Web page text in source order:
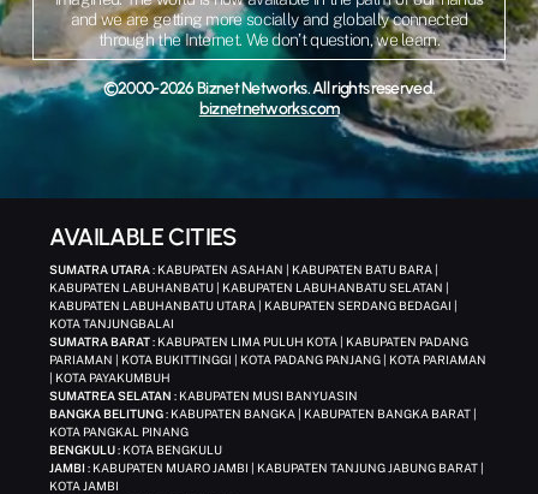
and we are getting more socially and globally connected
through the Internet. We don’t question, we learn.
©2000-2026 Biznet Networks. All rights reserved.
biznetnetworks.com
AVAILABLE CITIES
SUMATRA UTARA: KABUPATEN ASAHAN | KABUPATEN BATU BARA |
KABUPATEN LABUHANBATU | KABUPATEN LABUHANBATU SELATAN |
KABUPATEN LABUHANBATU UTARA | KABUPATEN SERDANG BEDAGAI |
KOTA TANJUNGBALAI
SUMATRA BARAT: KABUPATEN LIMA PULUH KOTA | KABUPATEN PADANG
PARIAMAN | KOTA BUKITTINGGI | KOTA PADANG PANJANG | KOTA PARIAMAN
| KOTA PAYAKUMBUH
SUMATREA SELATAN : KABUPATEN MUSI BANYUASIN
BANGKA BELITUNG: KABUPATEN BANGKA | KABUPATEN BANGKA BARAT |
KOTA PANGKAL PINANG
BENGKULU: KOTA BENGKULU
JAMBI : KABUPATEN MUARO JAMBI | KABUPATEN TANJUNG JABUNG BARAT |
KOTA JAMBI